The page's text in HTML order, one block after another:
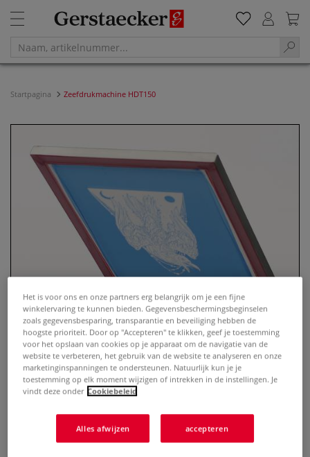
Startpagina Zeefdrukmachine HDT150
Het is voor ons en onze partners erg belangrijk om je een fijne
winkelervaring te kunnen bieden. Gegevensbeschermingsbeginselen
zoals gegevensbesparing, transparantie en beveiliging hebben de
hoogste prioriteit. Door op "Accepteren" te klikken, geef je toestemming
voor het opslaan van cookies op je apparaat om de navigatie van de
website te verbeteren, het gebruik van de website te analyseren en onze
marketinginspanningen te ondersteunen. Natuurlijk kun je je
toestemming op elk moment wijzigen of intrekken in de instellingen. Je
vindt deze onder Cookiebeleid
Alles afwijzen accepteren